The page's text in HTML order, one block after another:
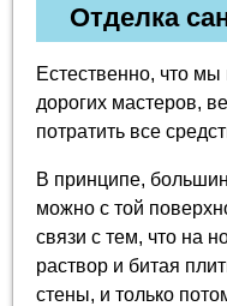
Отделка
Естественно, что
дорогих мастеров,
потратить все
В принципе,
можно с той
связи с тем, что на
раствор и битая
стены, и только